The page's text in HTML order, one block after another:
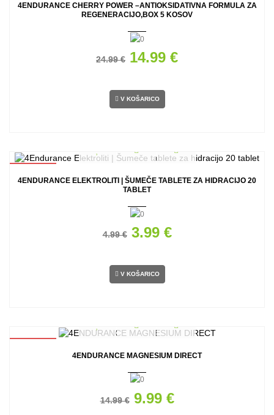
4ENDURANCE CHERRY POWER –ANTIOKSIDATIVNA FORMULA ZA
REGENERACIJO,BOX 5 KOSOV
24.99 € 14.99 €
V KOŠARICO
4ENDURANCE ELEKTROLITI | ŠUMEČE TABLETE ZA HIDRACIJO 20
TABLET
4.99 € 3.99 €
V KOŠARICO
4ENDURANCE MAGNESIUM DIRECT
14.99 € 9.99 €